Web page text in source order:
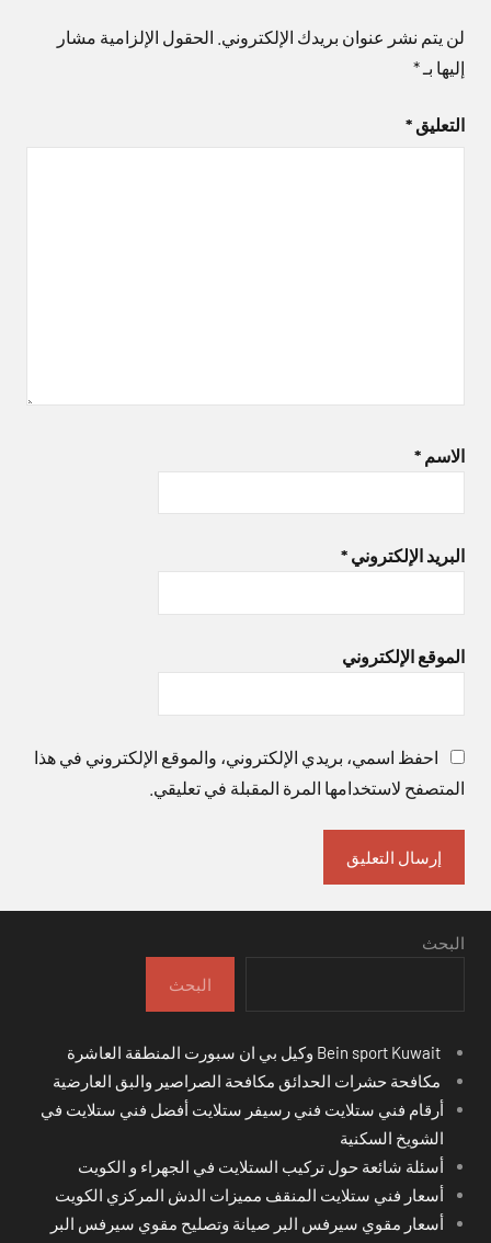
لن يتم نشر عنوان بريدك الإلكتروني. الحقول الإلزامية مشار
إليها بـ*
التعليق *
الاسم *
البريد الإلكتروني *
الموقع الإلكتروني
احفظ اسمي، بريدي الإلكتروني، والموقع الإلكتروني في هذا
المتصفح لاستخدامها المرة المقبلة في تعليقي.
البحث
البحث
مكافحة حشرات الحدائق مكافحة الصراصير والبق العارضية
أرقام فني ستلايت فني رسيفر ستلايت أفضل فني ستلايت في
الشويخ السكنية
أسئلة شائعة حول تركيب الستلايت في الجهراء و الكويت
أسعار فني ستلايت المنقف مميزات الدش المركزي الكويت
أسعار مقوي سيرفس البر صيانة وتصليح مقوي سيرفس البر